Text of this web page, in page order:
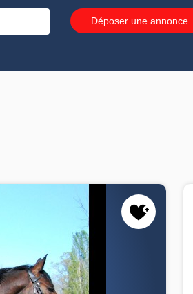
Déposer une annonce